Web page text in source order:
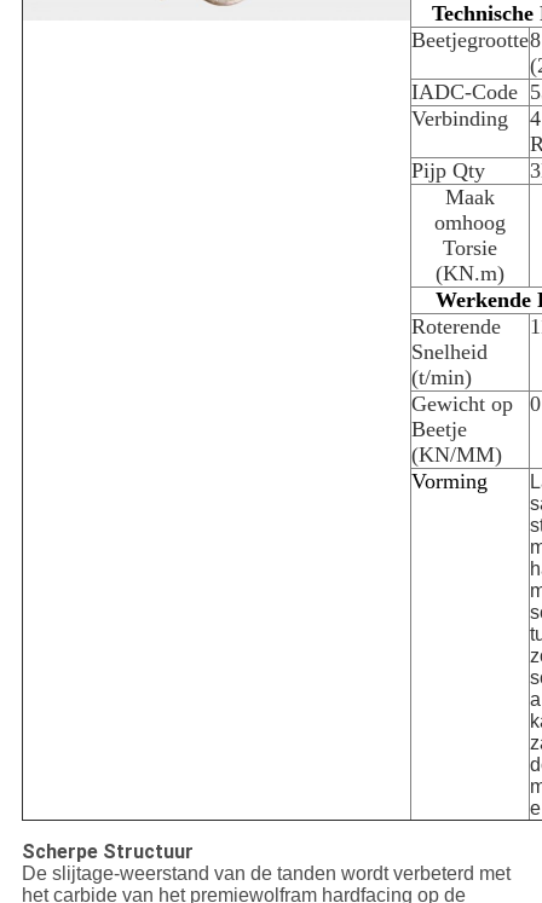
Technische
Beetjegrootte
IADC-Code
Verbinding
Pijp Qty
Maak
omhoog
Torsie
(KN.m)
Werkende
Roterende
Snelheid
(t/min)
Gewicht op
Beetje
(KN/MM)
Vorming
Scherpe Structuur
De slijtage-weerstand van de tanden wordt verbeterd met
het carbide van het premiewolfram hardfacing op de